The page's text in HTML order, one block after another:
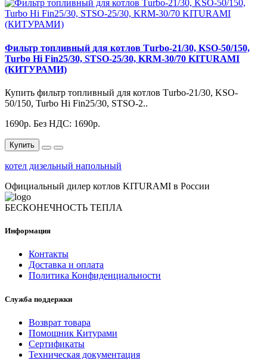
Фильтр топливный для котлов Тurbo-21/30, KSO-50/150,
Turbo Hi Fin25/30, STSO-25/30, KRM-30/70 KITURAMI
(КИТУРАМИ)
Купить фильтр топливный для котлов Тurbo-21/30, KSO-
50/150, Turbo Hi Fin25/30, STSO-2..
1690р. Без НДС: 1690р.
Купить
котел дизельный напольный
Официальный дилер котлов KITURAMI в России
БЕСКОНЕЧНОСТЬ ТЕПЛА
Информация
Контакты
Доставка и оплата
Политика Конфиденциальности
Служба поддержки
Возврат товара
Помощник Китурами
Сертификаты
Техническая документация